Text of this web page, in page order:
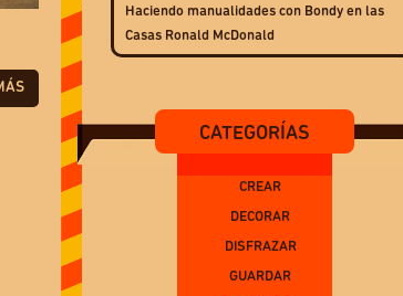
Haciendo manualidades con Bondy en las
Casas Ronald McDonald
CATEGORÍAS
CREAR
DECORAR
DISFRAZAR
GUARDAR